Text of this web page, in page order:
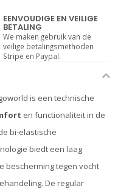
EENVOUDIGE EN VEILIGE
BETALING
We maken gebruik van de
veilige betalingsmethoden
Stripe en Paypal.
is een technische
en functionaliteit in de
bi-elastische
biedt een laag
bescherming tegen vocht
De regular